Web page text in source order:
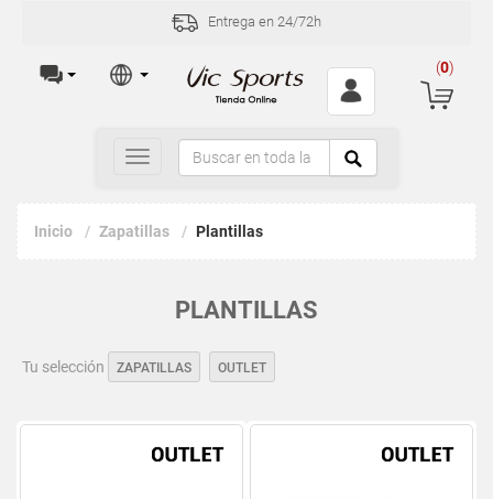
Entrega en 24/72h
(0)
Toggle
navigation
Inicio Zapatillas Plantillas
PLANTILLAS
Tu selección ZAPATILLAS OUTLET